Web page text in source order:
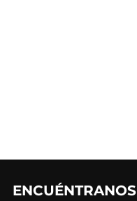
ENCUÉNTRANOS